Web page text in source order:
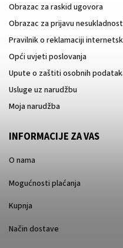
Obrazac za raskid ugovora
Obrazac za prijavu
Pravilnik o reklamaciji
Opći uvjeti poslovanja
Upute o zaštiti osobnih
Usluge uz narudžbu
Moja narudžba
INFORMACIJE ZA VAS
O nama
Mogućnosti plaćanja
Kupnja
Način dostave